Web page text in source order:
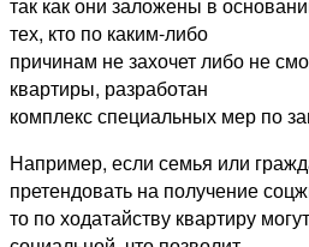
тех, кто по каким-либо
причинам не захочет либо не
квартиры, разработан
комплекс специальных мер по
Например, если семья или
претендовать на получение
то по ходатайству квартиру